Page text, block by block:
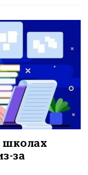
школах
за